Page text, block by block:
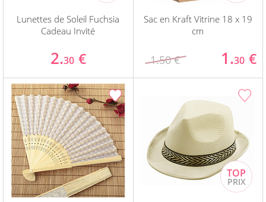
Lunettes de Soleil Fuchsia
Cadeau Invité
2.30 €
Sac en Kraft Vitrine 18 x 19
cm
1.50 € 1.30 €